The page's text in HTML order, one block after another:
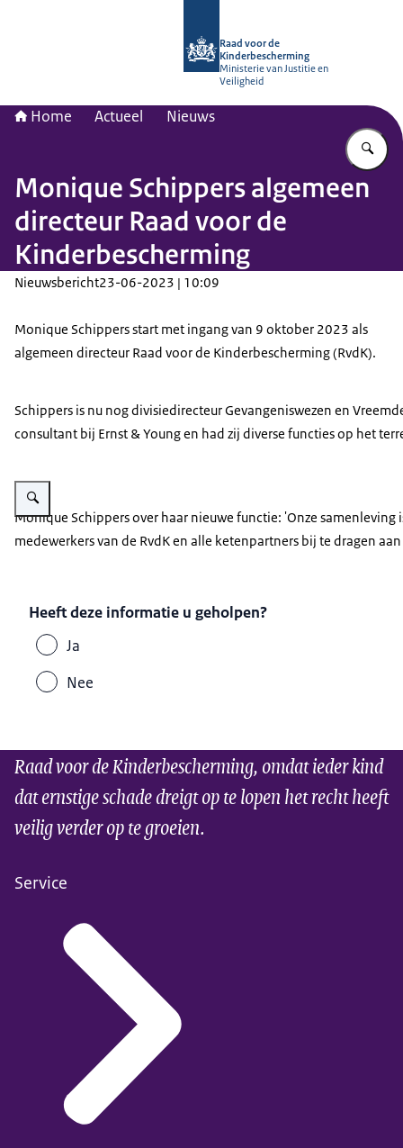
Raad voor de
Kinderbescherming
Ministerie van Justitie en
Veiligheid
Home Actueel Nieuws
Monique Schippers algemeen
directeur Raad voor de
Kinderbescherming
Nieuwsbericht23-06-2023 | 10:09
Monique Schippers start met ingang van 9 oktober 2023 als
algemeen directeur Raad voor de Kinderbescherming (RvdK).
Schippers is nu nog divisiedirecteur Gevangeniswezen en
consultant bij Ernst & Young en had zij diverse functies op het
Vergroot afbeelding Monique Schippers
Monique Schippers over haar nieuwe functie: 'Onze
medewerkers van de RvdK en alle ketenpartners bij te dragen
Heeft deze informatie u geholpen?
Ja
Nee
Raad voor de Kinderbescherming, omdat ieder kind
dat ernstige schade dreigt op te lopen het recht heeft
veilig verder op te groeien.
Service